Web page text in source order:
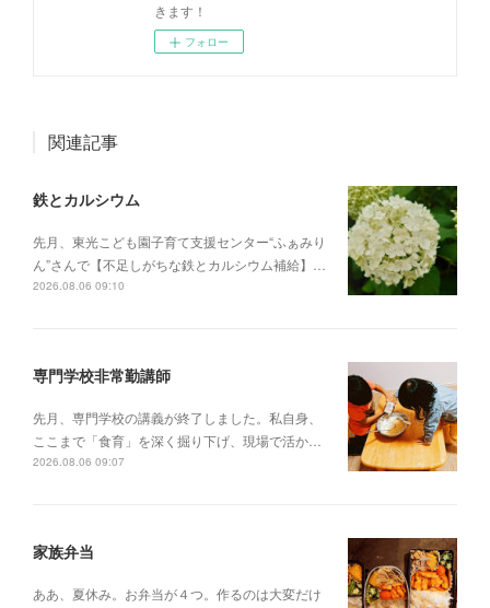
きます！
フォロー
関連記事
鉄とカルシウム
先月、東光こども園子育て支援センター“ふぁみり
ん”さんで【不足しがちな鉄とカルシウム補給】…
2026.08.06 09:10
専門学校非常勤講師
先月、専門学校の講義が終了しました。私自身、
ここまで「食育」を深く掘り下げ、現場で活か…
2026.08.06 09:07
家族弁当
ああ、夏休み。お弁当が４つ。作るのは大変だけ